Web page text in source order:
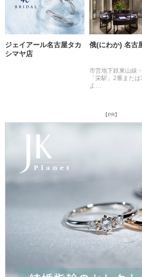
ジェイアール名古屋タカ
シマヤ店
俄(にわか) 名古
市営地下鉄東山線
「栄駅」2番また
よ…
【PR】